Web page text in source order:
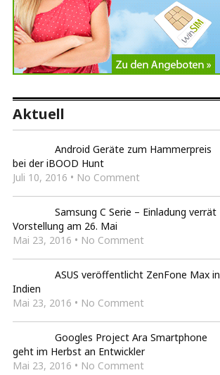
Aktuell
Android Geräte zum Hammerpreis
bei der iBOOD Hunt
Juli 10, 2016 • No Comment
Samsung C Serie – Einladung verrät
Vorstellung am 26. Mai
Mai 23, 2016 • No Comment
ASUS veröffentlicht ZenFone Max in
Indien
Mai 23, 2016 • No Comment
Googles Project Ara Smartphone
geht im Herbst an Entwickler
Mai 23, 2016 • No Comment